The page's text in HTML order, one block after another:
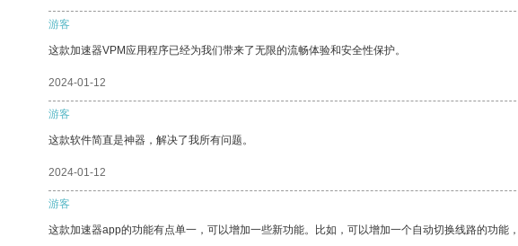
游客
这款加速器VPM应用程序已经为我们带来了无限的流畅体验和安全性保护。
2024-01-12
游客
这款软件简直是神器，解决了我所有问题。
2024-01-12
游客
这款加速器app的功能有点单一，可以增加一些新功能。比如，可以增加一个自动切换线路的功能